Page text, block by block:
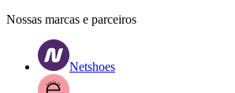
Nossas marcas e parceiros
Netshoes